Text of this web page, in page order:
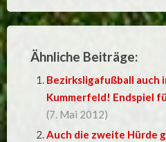
Ähnliche Beiträge:
Bezirksligafußball auch
Kummerfeld! Endspiel
(7. Mai 2012)
Auch die zweite Hürde